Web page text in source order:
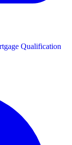
Qualification